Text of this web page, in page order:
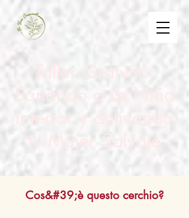
Taller Gratuito:
Sanando a La Niña
Interior y activando
tu Mujer Salvaje
Cos&#39;è questo cerchio?